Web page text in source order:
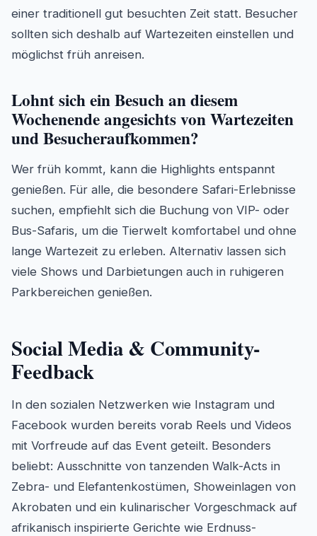
einer traditionell gut besuchten Zeit statt. Besucher
sollten sich deshalb auf Wartezeiten einstellen und
möglichst früh anreisen.
Lohnt sich ein Besuch an diesem
Wochenende angesichts von Wartezeiten
und Besucheraufkommen?
Wer früh kommt, kann die Highlights entspannt
genießen. Für alle, die besondere Safari-Erlebnisse
suchen, empfiehlt sich die Buchung von VIP- oder
Bus-Safaris, um die Tierwelt komfortabel und ohne
lange Wartezeit zu erleben. Alternativ lassen sich
viele Shows und Darbietungen auch in ruhigeren
Parkbereichen genießen.
Social Media & Community-
Feedback
In den sozialen Netzwerken wie Instagram und
Facebook wurden bereits vorab Reels und Videos
mit Vorfreude auf das Event geteilt. Besonders
beliebt: Ausschnitte von tanzenden Walk-Acts in
Zebra- und Elefantenkostümen, Showeinlagen von
Akrobaten und ein kulinarischer Vorgeschmack auf
afrikanisch inspirierte Gerichte wie Erdnuss-